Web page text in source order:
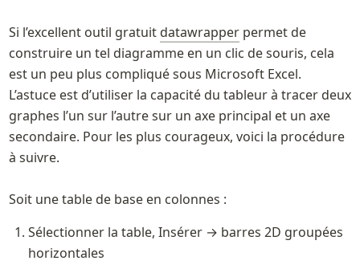
Si l’excellent outil gratuit datawrapper permet de
construire un tel diagramme en un clic de souris, cela
est un peu plus compliqué sous Microsoft Excel.
L’astuce est d’utiliser la capacité du tableur à tracer deux
graphes l’un sur l’autre sur un axe principal et un axe
secondaire. Pour les plus courageux, voici la procédure
à suivre.
Soit une table de base en colonnes :
Sélectionner la table, Insérer → barres 2D groupées
horizontales